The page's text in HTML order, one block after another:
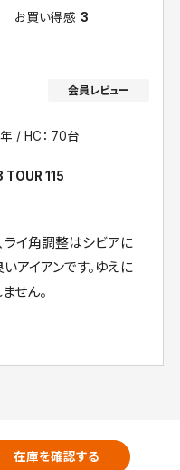
お買い得感 3
HC： 70台
TOUR 115
ライ角調整はシビアに
アイアンです。ゆえに
せん。
在庫を確認する